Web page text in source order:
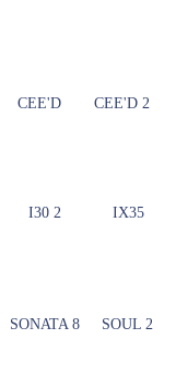
CEE'D CEE'D 2
I30 2 IX35
SONATA 8 SOUL 2